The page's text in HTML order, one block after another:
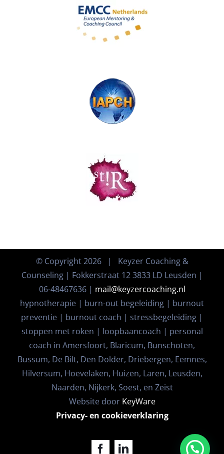
© Copyright2026 | Keyzer Coaching &
Counseling | Fokkerstraat 12 3833 LD Leusden |
06-48467636 | mail@keyzercoaching.nl
hypnotherapie | burn-out begeleiding | burnout
preventie | burnout coach | stressbegeleiding |
stoppen met roken | loopbaancoach | personal
coach in Amersfoort, Blaricum, Bunschoten,
Bussum, De Bilt, Den Dolder, Driebergen, Eemnes,
Hilversum, Hoevelaken, Huizen, Laren, Leusden,
Naarden, Nijkerk, Soest, en Zeist
Website door KeyWare
Privacy- en cookieverklaring